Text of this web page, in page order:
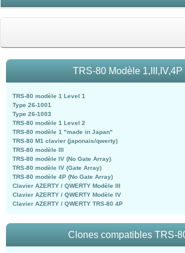
TRS-80 Modèle 1,III,IV,4P
TRS-80 modèle 1 Level 1
Type 26-1001
Type 26-1003
TRS-80 modèle 1 Level 2
TRS-80 modèle 1 "made in Japan"
TRS-80 M1 clavier (japonais/qwerty)
TRS-80 modèle III
TRS-80 modèle IV (No Gate Array)
TRS-80 modèle IV (Gate Array)
TRS-80 modèle 4P (No Gate Array)
Clavier AZERTY / QWERTY Modèle III
Clavier AZERTY / QWERTY Modèle IV
Clavier AZERTY / QWERTY TRS-80 4P
Clones compatibles TRS-